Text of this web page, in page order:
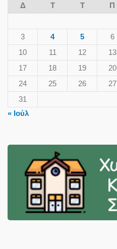
Δ
Τ Τ Π
3
4 5 6
10
11 12 13
17
18 19 20
24
25 26 27
31
« Ιούλ